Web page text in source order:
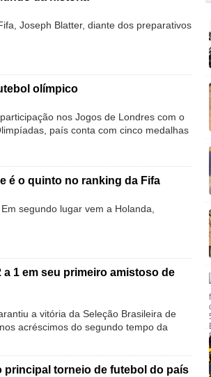
Joseph Blatter, diante dos preparativos
olímpico
nos Jogos de Londres com o
país conta com cinco medalhas
é o quinto no ranking da Fifa
segundo lugar vem a Holanda,
1 em seu primeiro amistoso de
a vitória da Seleção Brasileira de
acréscimos do segundo tempo da
principal torneio de futebol do país